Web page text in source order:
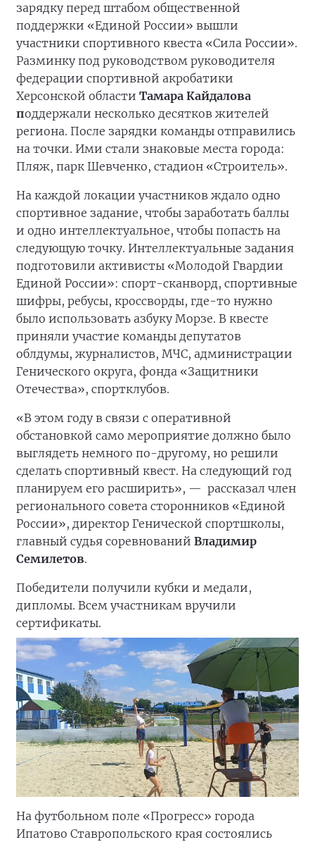
зарядку перед штабом общественной
поддержки «Единой России» вышли
участники спортивного квеста «Сила России».
Разминку под руководством руководителя
федерации спортивной акробатики
Херсонской области Тамара Кайдалова
поддержали несколько десятков жителей
региона. После зарядки команды отправились
на точки. Ими стали знаковые места города:
Пляж, парк Шевченко, стадион «Строитель».
На каждой локации участников ждало одно
спортивное задание, чтобы заработать баллы
и одно интеллектуальное, чтобы попасть на
следующую точку. Интеллектуальные задания
подготовили активисты «Молодой Гвардии
Единой России»: спорт-сканворд, спортивные
шифры, ребусы, кроссворды, где-то нужно
было использовать азбуку Морзе. В квесте
приняли участие команды депутатов
облдумы, журналистов, МЧС, администрации
Генического округа, фонда «Защитники
Отечества», спортклубов.
«В этом году в связи с оперативной
обстановкой само мероприятие должно было
выглядеть немного по-другому, но решили
сделать спортивный квест. На следующий год
планируем его расширить», — рассказал член
регионального совета сторонников «Единой
России», директор Генической спортшколы,
главный судья соревнований Владимир
Семилетов.
Победители получили кубки и медали,
дипломы. Всем участникам вручили
сертификаты.
На футбольном поле «Прогресс» города
Ипатово Ставропольского края состоялись